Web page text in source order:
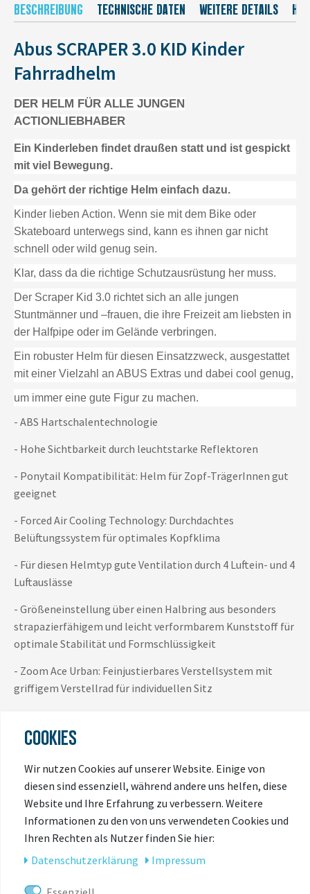
BESCHREIBUNG TECHNISCHE DATEN WEITERE DETAILS
Abus SCRAPER 3.0 KID Kinder
Fahrradhelm
DER HELM FÜR ALLE JUNGEN
ACTIONLIEBHABER
Ein Kinderleben findet draußen statt und ist gespickt
mit viel Bewegung.
Da gehört der richtige Helm einfach dazu.
Kinder lieben Action. Wenn sie mit dem Bike oder
Skateboard unterwegs sind, kann es ihnen gar nicht
schnell oder wild genug sein.
Klar, dass da die richtige Schutzausrüstung her muss.
Der Scraper Kid 3.0 richtet sich an alle jungen
Stuntmänner und –frauen, die ihre Freizeit am liebsten in
der Halfpipe oder im Gelände verbringen.
Ein robuster Helm für diesen Einsatzzweck, ausgestattet
mit einer Vielzahl an ABUS Extras und dabei cool genug,
um immer eine gute Figur zu machen.
- ABS Hartschalentechnologie
- Hohe Sichtbarkeit durch leuchtstarke Reflektoren
- Ponytail Kompatibilität: Helm für Zopf-TrägerInnen gut
geeignet
- Forced Air Cooling Technology: Durchdachtes
Belüftungssystem für optimales Kopfklima
- Für diesen Helmtyp gute Ventilation durch 4 Luftein- und 4
Luftauslässe
- Größeneinstellung über einen Halbring aus besonders
strapazierfähigem und leicht verformbarem Kunststoff für
optimale Stabilität und Formschlüssigkeit
- Zoom Ace Urban: Feinjustierbares Verstellsystem mit
griffigem Verstellrad für individuellen Sitz
ZULETZT
ANGESEHEN
COOKIES
Wir nutzen Cookies auf unserer Website. Einige von
diesen sind essenziell, während andere uns helfen, diese
Website und Ihre Erfahrung zu verbessern. Weitere
Informationen zu den von uns verwendeten Cookies und
Ihren Rechten als Nutzer finden Sie hier:
Daten­schutz­erklärung
Impressum
Essenziell